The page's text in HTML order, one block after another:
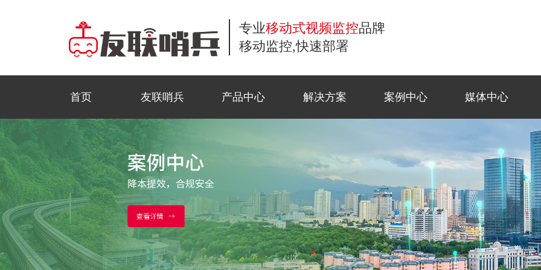
专业移动式视频监控品牌
移动监控,快速部署
首页 友联哨兵 产品中心
移动监控
小哨兵移动
风光互补移动监控
金字塔移动监控
三脚架移动监控
解决方案
商业应
公共安全
案例中心
工地监
野外巡防
活动监控
园区智测
媒体中心
公司新
行业资讯
常见问题
服务流程
视频中心
联系方
在线留言
法律声明
合作模式